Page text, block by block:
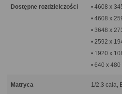
Dostępne rozdzielczości
• 4608 x
• 4608 x
• 3648 x
• 2592 x
• 1920 x
• 640 x 480
Matryca 1/2.3 cala,